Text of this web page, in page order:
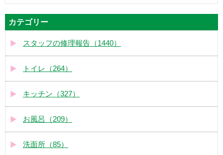
カテゴリー
スタッフの修理報告（1440）
トイレ（264）
キッチン（327）
お風呂（209）
洗面所（85）